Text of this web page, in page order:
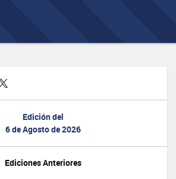
Edición del
6 de Agosto de 2026
Ediciones Anteriores